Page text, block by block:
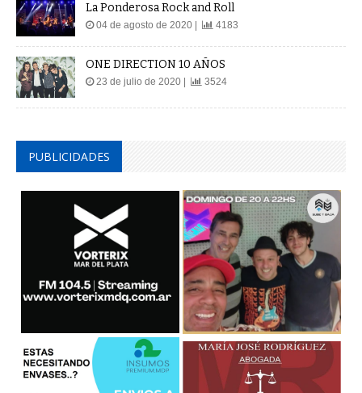
La Ponderosa Rock and Roll
04 de agosto de 2020 | 4183
ONE DIRECTION 10 AÑOS
23 de julio de 2020 | 3524
PUBLICIDADES